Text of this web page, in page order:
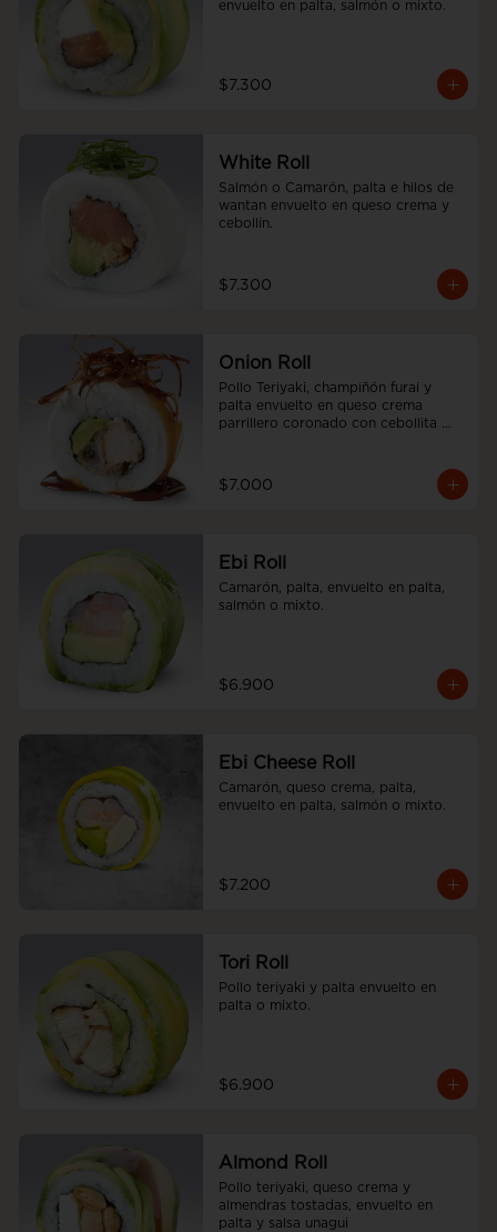
envuelto en palta, salmón o mixto.
$7.300
White Roll
Salmón o Camarón, palta e hilos de
wantan envuelto en queso crema y
cebollín.
$7.300
Onion Roll
Pollo Teriyaki, champiñón furai y
palta envuelto en queso crema
parrillero coronado con cebollita
$7.000
Ebi Roll
Camarón, palta, envuelto en palta,
salmón o mixto.
$6.900
Ebi Cheese Roll
Camarón, queso crema, palta,
envuelto en palta, salmón o mixto.
$7.200
Tori Roll
Pollo teriyaki y palta envuelto en
palta o mixto.
$6.900
Almond Roll
Pollo teriyaki, queso crema y
almendras tostadas, envuelto en
palta y salsa unagui